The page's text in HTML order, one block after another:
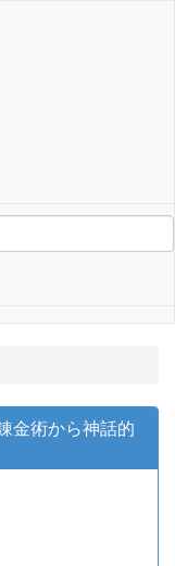
金術から神話的